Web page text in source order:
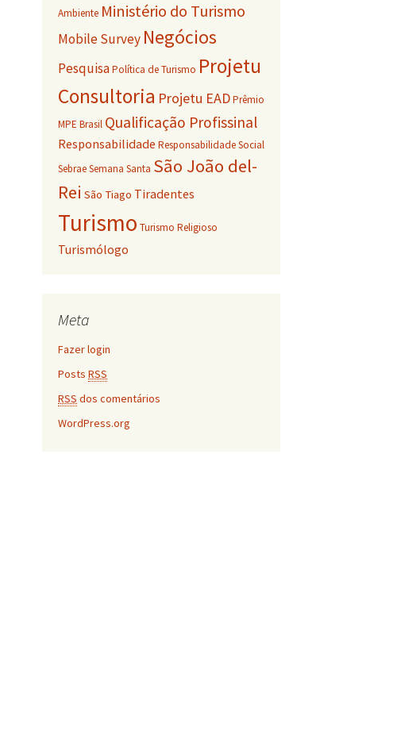
Ambiente Ministério do Turismo
Mobile Survey Negócios
PesquisaPolítica de Turismo Projetu
Consultoria Projetu EADPrêmio
MPE Brasil Qualificação Profissinal
Responsabilidade Responsabilidade Social
SebraeSemana Santa São João del-
Rei São Tiago Tiradentes
Turismo Turismo Religioso
Turismólogo
Meta
Fazer login
Posts RSS
RSS dos comentários
WordPress.org